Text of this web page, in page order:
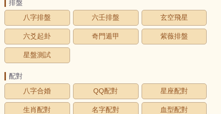
排盤
八字排盤
六壬排盤 玄空飛星
六爻起卦 奇門遁甲 紫薇排盤
星盤測試
配對
八字合婚
QQ配對 星座配對
生肖配對 名字配對 血型配對